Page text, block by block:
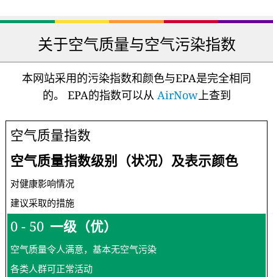
关于空气质量与空气污染指数
本网站采用的污染指数和颜色与EPA是完全相同
的。 EPA的指数可以从 AirNow上查到
空气质量指数
空气质量指数级别（状况）及表示颜色
对健康影响情况
建议采取的措施
0 - 50 一级（优）
空气质量令人满意，基本无空气污染
各类人群可正常活动